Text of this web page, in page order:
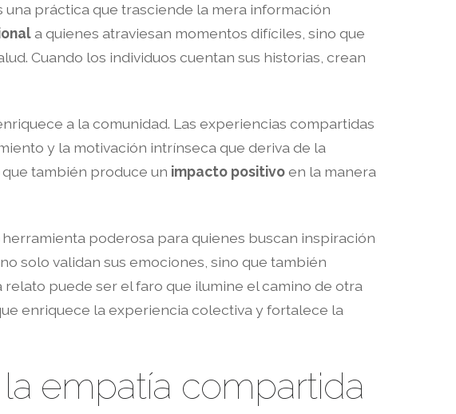
práctica que trasciende la mera información
a quienes atraviesan momentos difíciles, sino que
Cuando los individuos cuentan sus historias, crean
a la comunidad. Las experiencias compartidas
y la motivación intrínseca que deriva de la
también produce un impacto positivoen la manera
poderosa para quienes buscan inspiración
solo validan sus emociones, sino que también
puede ser el faro que ilumine el camino de otra
enriquece la experiencia colectiva y fortalece la
empatía compartida